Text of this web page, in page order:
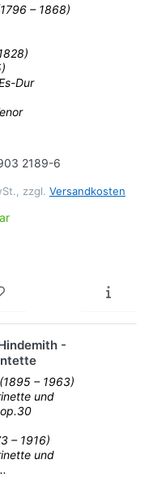
– 1868)
Dur
2189-6
zzgl. Versandkosten
-
– 1963)
und
– 1916)
und